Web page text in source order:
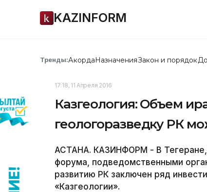
KAZINFORM
Тренды:АкордаНазначенияЗакон и порядок
17:18, 11 Апреля 2016
Казгеология: Объем
геологоразведку РК
АСТАНА. КАЗИНФОРМ - В Тегеране,
форума, подведомственными
развитию РК заключен ряд
«Казгеологии».